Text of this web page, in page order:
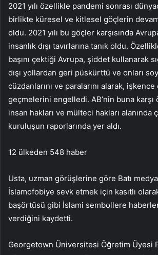
2021 yılı özellikle pandemi sonrası
birlikte küresel ve kitlesel göçlerin
oldu. 2021 yılı bu göçler karşısında
insanlık dışı tavırlarına tanık oldu.
başını çektiği Avrupa, şiddet kullanarak
dışı yollardan geri püskürttü ve onları
cüzdanlarını ve paralarını alarak, işkence
geçmelerini engelledi. AB’nin buna karşı
insan hakları ve mülteci hakları alanında
kuruluşun raporlarında yer aldı.
12 ülkeden 548 haber
Usta, uzman görüşlerine göre Batı
İslamofobiye sevk etmek için kasıtlı
başörtüsü gibi İslami sembollere
verdiğini kaydetti.
Georgetown Üniversitesi Öğretim Üyesi